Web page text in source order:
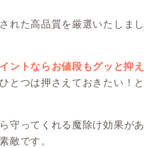
れた高品質を厳選いたしまし
ントならお値段もグッと抑え
とつは押さえておきたい！と
守ってくれる魔除け効果があ
敵です。